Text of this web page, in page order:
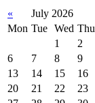
« July 2026
Mon Tue Wed Thu
1
2
6
7 8 9
13
14 15 16
20
21 22 23